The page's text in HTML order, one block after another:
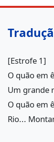
[Estrofe 1]
O quão em
Um grande
O quão em
Rio...